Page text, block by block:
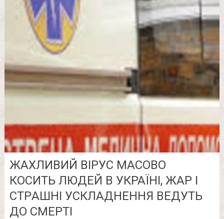
ЖAХЛИВИЙ ВІРУС МАСОВО
КOСИТЬ ЛЮДЕЙ В УКРАЇНІ, ЖAР І
СТРAШНІ УСКЛAДНЕННЯ ВЕДУТЬ
ДО СМEРТІ